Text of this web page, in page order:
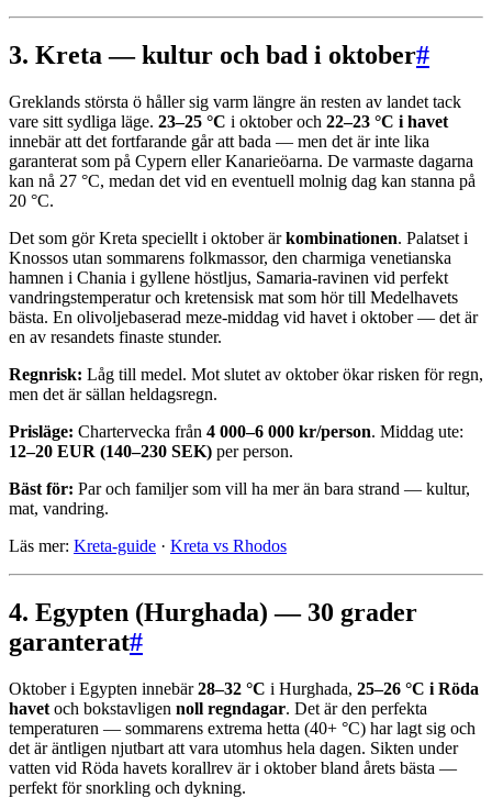
3. Kreta — kultur och bad i oktober#
Greklands största ö håller sig varm längre än resten av landet tack
vare sitt sydliga läge. 23–25 °C i oktober och 22–23 °C i havet
innebär att det fortfarande går att bada — men det är inte lika
garanterat som på Cypern eller Kanarieöarna. De varmaste dagarna
kan nå 27 °C, medan det vid en eventuell molnig dag kan stanna på
20 °C.
Det som gör Kreta speciellt i oktober ärkombinationen. Palatset i
Knossos utan sommarens folkmassor, den charmiga venetianska
hamnen i Chania i gyllene höstljus, Samaria-ravinen vid perfekt
vandringstemperatur och kretensisk mat som hör till Medelhavets
bästa. En olivoljebaserad meze-middag vid havet i oktober — det är
en av resandets finaste stunder.
Regnrisk: Låg till medel. Mot slutet av oktober ökar risken för regn,
men det är sällan heldagsregn.
Prisläge: Chartervecka från 4 000–6 000 kr/person. Middag ute:
12–20 EUR (140–230 SEK) per person.
Bäst för: Par och familjer som vill ha mer än bara strand — kultur,
mat, vandring.
Läs mer: Kreta-guide · Kreta vs Rhodos
4. Egypten (Hurghada) — 30 grader
garanterat#
Oktober i Egypten innebär28–32 °C i Hurghada, 25–26 °C i Röda
havet och bokstavligen noll regndagar. Det är den perfekta
temperaturen — sommarens extrema hetta (40+ °C) har lagt sig och
det är äntligen njutbart att vara utomhus hela dagen. Sikten under
vatten vid Röda havets korallrev är i oktober bland årets bästa —
perfekt för snorkling och dykning.